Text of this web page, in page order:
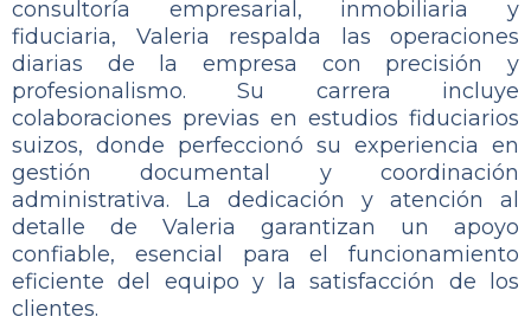
consultoría empresarial, inmobiliaria y
fiduciaria, Valeria respalda las operaciones
diarias de la empresa con precisión y
profesionalismo. Su carrera incluye
colaboraciones previas en estudios fiduciarios
suizos, donde perfeccionó su experiencia en
gestión documental y coordinación
administrativa. La dedicación y atención al
detalle de Valeria garantizan un apoyo
confiable, esencial para el funcionamiento
eficiente del equipo y la satisfacción de los
clientes.